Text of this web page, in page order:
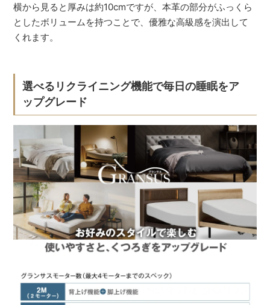
横から見ると厚みは約10cmですが、本革の部分がふっくら
としたボリュームを持つことで、優雅な高級感を演出して
くれます。
選べるリクライニング機能で毎日の睡眠をア
ップグレード